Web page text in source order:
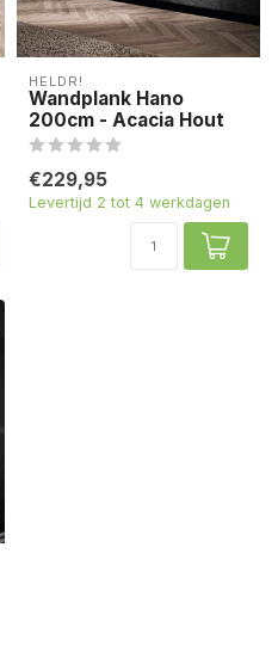
HELDR!
Wandplank Hano
200cm - Acacia Hout
€229,95
Levertijd 2 tot 4 werkdagen